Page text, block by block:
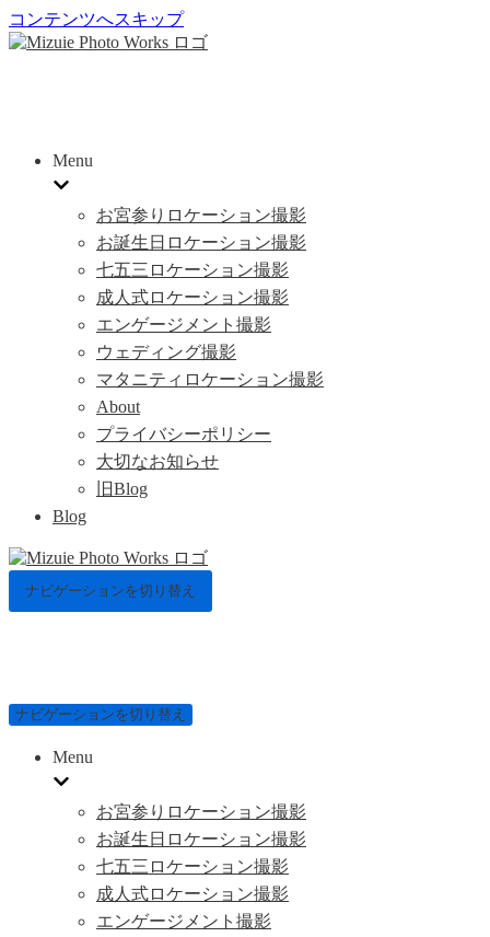
コンテンツへスキップ
Menu
お宮参りロケーション撮影
お誕生日ロケーション撮影
七五三ロケーション撮影
成人式ロケーション撮影
エンゲージメント撮影
ウェディング撮影
マタニティロケーション撮影
About
プライバシーポリシー
大切なお知らせ
旧Blog
Blog
ナビゲーションを切り替え
ナビゲーションを切り替え
Menu
お宮参りロケーション撮影
お誕生日ロケーション撮影
七五三ロケーション撮影
成人式ロケーション撮影
エンゲージメント撮影